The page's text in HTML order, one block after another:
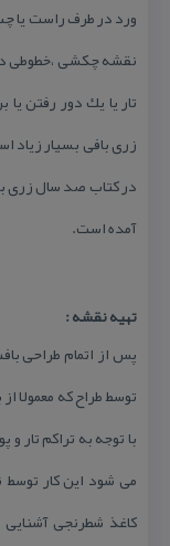
ورد در طرف راست یا
نقشه چكشی ،خطوطی
تار یا یك دور رفتن
زری بافی بسیار زیاد
در كتاب صد سال زری
آمده است.
تهیه نقشه :
پس از اتمام طراحی
توسط طراح كه معمولا
با توجه به تراكم تار
می شود این كار توسط
كاغذ شطرنجی آشنایی